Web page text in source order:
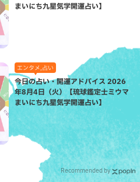
まいにち九星気学開運占い】
エンタメ,占い
今日の占い・開運アドバイス 2026
年8月4日（火）【琉球鑑定士ミウマ
まいにち九星気学開運占い】
Recommended by